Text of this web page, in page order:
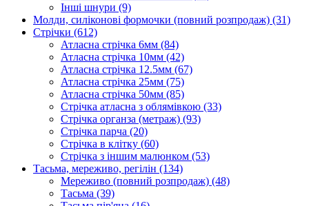
Інші шнури (9)
Молди, силіконові формочки (повний розпродаж) (31)
Стрічки (612)
Атласна стрічка 6мм (84)
Атласна стрічка 10мм (42)
Атласна стрічка 12.5мм (67)
Атласна стрічка 25мм (75)
Атласна стрічка 50мм (85)
Стрічка атласна з облямівкою (33)
Стрічка органза (метраж) (93)
Стрічка парча (20)
Стрічка в клітку (60)
Стрічка з іншим малюнком (53)
Тасьма, мереживо, регілін (134)
Мереживо (повний розпродаж) (48)
Тасьма (39)